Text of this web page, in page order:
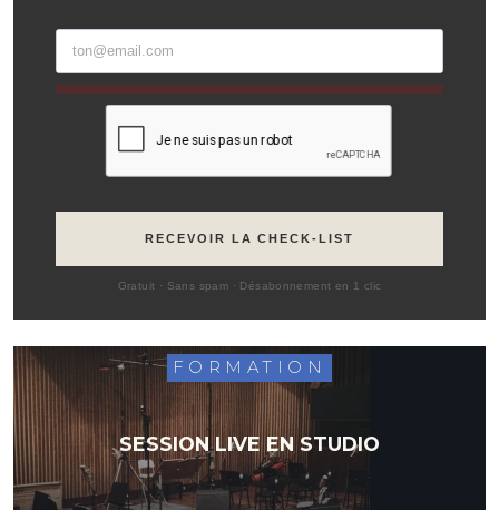
RECEVOIR LA CHECK-LIST
Gratuit · Sans spam · Désabonnement en 1 clic
FORMATION
SESSION LIVE EN STUDIO